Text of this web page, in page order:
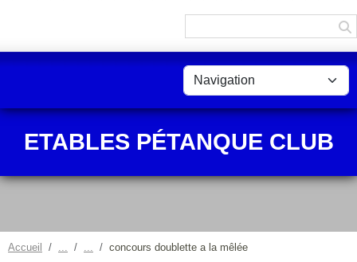
ETABLES PÉTANQUE CLUB
Accueil concours doublette a la mêlée